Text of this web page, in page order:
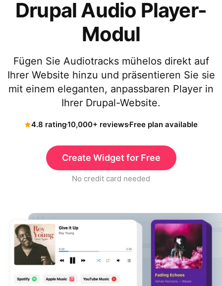
Drupal Audio Player-
Modul
Fügen Sie Audiotracks mühelos direkt auf
Ihrer Website hinzu und präsentieren Sie sie
mit einem eleganten, anpassbaren Player in
Ihrer Drupal-Website.
4.8 rating10,000+ reviewsFree plan available
Create Widget for Free
No credit card needed